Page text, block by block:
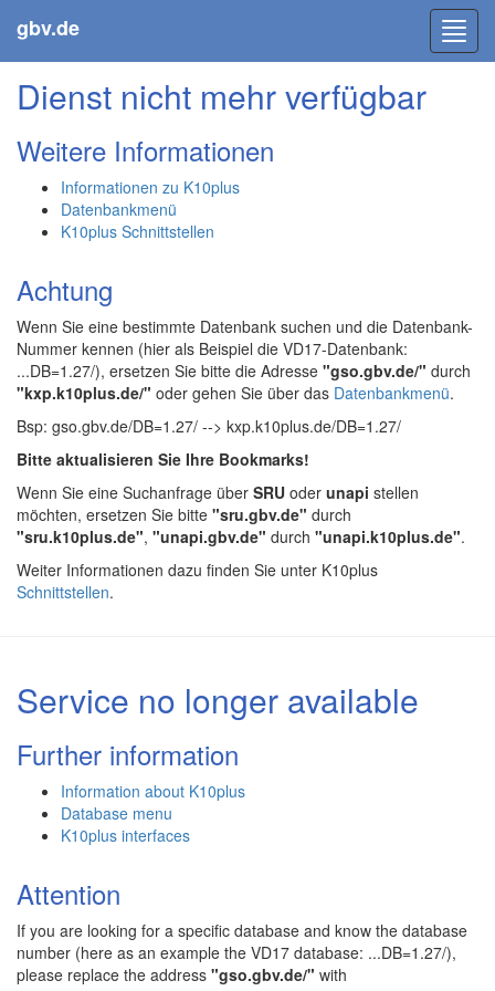
gbv.de
Dienst nicht mehr verfügbar
Weitere Informationen
Informationen zu K10plus
Datenbankmenü
K10plus Schnittstellen
Achtung
Wenn Sie eine bestimmte Datenbank suchen und die Datenbank-
Nummer kennen (hier als Beispiel die VD17-Datenbank:
...DB=1.27/), ersetzen Sie bitte die Adresse "gso.gbv.de/" durch
"kxp.k10plus.de/" oder gehen Sie über das Datenbankmenü.
Bsp: gso.gbv.de/DB=1.27/ --> kxp.k10plus.de/DB=1.27/
Bitte aktualisieren Sie Ihre Bookmarks!
Wenn Sie eine Suchanfrage über SRU oder unapi stellen
möchten, ersetzen Sie bitte "sru.gbv.de" durch
"sru.k10plus.de", "unapi.gbv.de" durch "unapi.k10plus.de".
Weiter Informationen dazu finden Sie unter K10plus
Schnittstellen.
Service no longer available
Further information
Information about K10plus
Database menu
K10plus interfaces
Attention
If you are looking for a specific database and know the database
number (here as an example the VD17 database: ...DB=1.27/),
please replace the address "gso.gbv.de/" with